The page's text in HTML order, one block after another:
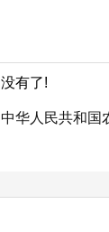
没有了!
中华人民共和国